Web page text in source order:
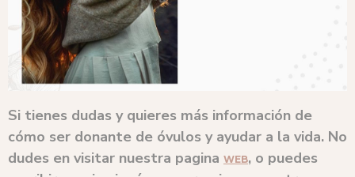
Si tienes dudas y quieres más información de
cómo ser donante de óvulos y ayudar a la vida. No
dudes en visitar nuestra pagina WEB, o puedes